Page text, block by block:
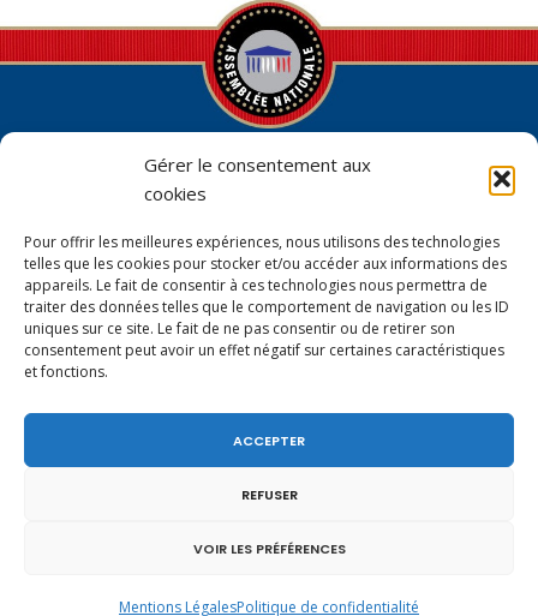
Gérer le consentement aux
cookies
Pour offrir les meilleures expériences, nous utilisons des technologies
telles que les cookies pour stocker et/ou accéder aux informations des
appareils. Le fait de consentir à ces technologies nous permettra de
traiter des données telles que le comportement de navigation ou les ID
uniques sur ce site. Le fait de ne pas consentir ou de retirer son
consentement peut avoir un effet négatif sur certaines caractéristiques
et fonctions.
ACCEPTER
REFUSER
VOIR LES PRÉFÉRENCES
Mentions LégalesPolitique de confidentialité
Permanence parlementaire en
circonscription
7 place de la Libération BP59
74100 Annemasse
Tél.+33 (0)4.50.80.35.02